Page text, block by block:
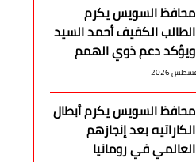
محافظ السويس يكرم
الطالب الكفيف أحمد السيد
ويؤكد دعم ذوي الهمم
محافظ السويس يكرم أبطال
الكاراتيه بعد إنجازهم
العالمي في رومانيا